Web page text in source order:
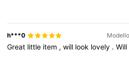
h***0
Great little item ,will look lovely .Will